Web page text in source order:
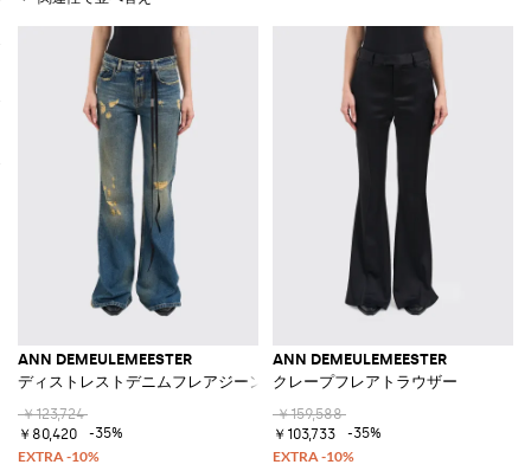
ANN DEMEULEMEESTER
ディストレストデニムフレアジーンズ
￥123,724
￥80,420
-35%
ANN DEMEULEMEESTER
クレープフレアトラウザー
￥159,588
￥103,733
-35%